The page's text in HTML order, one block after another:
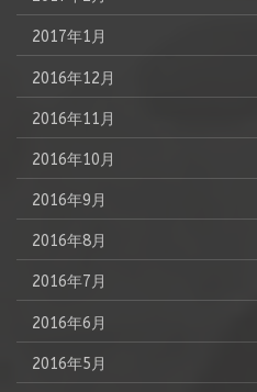
2017年1月
2016年12月
2016年11月
2016年10月
2016年9月
2016年8月
2016年7月
2016年6月
2016年5月